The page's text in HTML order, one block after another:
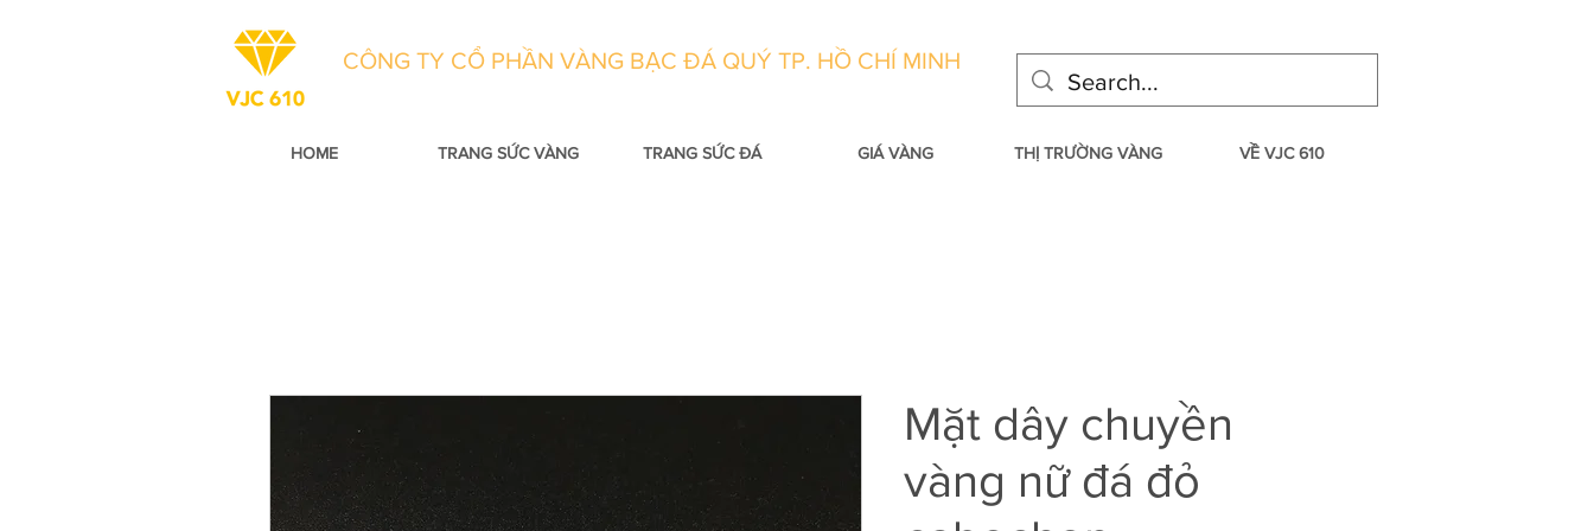
CÔNG TY CỔ PHẦN VÀNG BẠC ĐÁ QUÝ TP. HỒ CHÍ MINH
HOME TRANG SỨC VÀNG TRANG SỨC ĐÁ GIÁ VÀNG THỊ TRƯỜNG VÀNG VỀ VJC 610
Mặt dây chuyền
vàng nữ đá đỏ